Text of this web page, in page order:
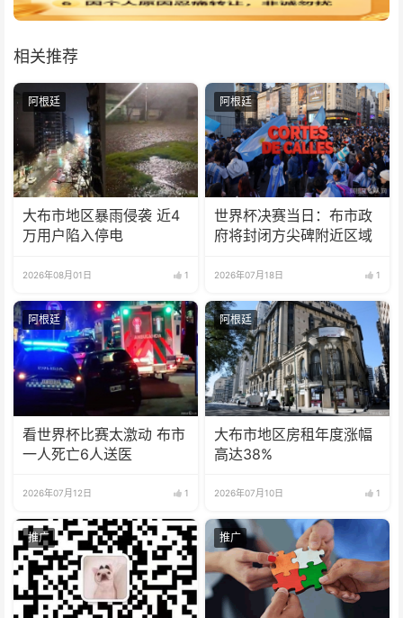
相关推荐
阿根廷
大布市地区暴雨侵袭 近4
万用户陷入停电
2026年08月01日 1
阿根廷
世界杯决赛当日：布市政
府将封闭方尖碑附近区域
2026年07月18日 1
阿根廷
看世界杯比赛太激动 布市
一人死亡6人送医
2026年07月12日 1
阿根廷
大布市地区房租年度涨幅
高达38%
2026年07月10日 1
推广 推广